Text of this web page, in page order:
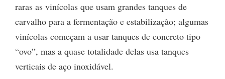
raras as vinícolas que usam grandes tanques de
carvalho para a fermentação e estabilização; algumas
vinícolas começam a usar tanques de concreto tipo
“ovo”, mas a quase totalidade delas usa tanques
verticais de aço inoxidável.